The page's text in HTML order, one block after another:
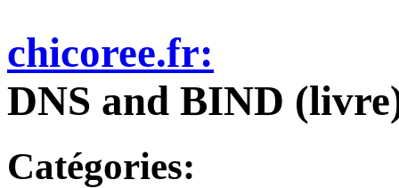
chicoree.fr:
DNS and BIND
Catégories: